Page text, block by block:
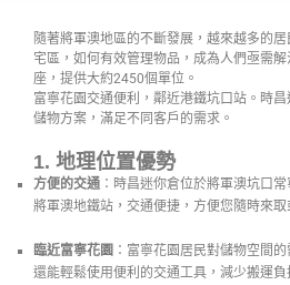
隨著將軍澳地區的不斷發展，越來越多的
宅區，如何有效管理物品，成為人們亟需
座，提供大約2450個單位。
富寧花園交通便利，鄰近港鐵坑口站。時
儲物方案，滿足不同客戶的需求。
1. 地理位置優勢
方便的交通 ：時昌迷你倉位於將軍澳坑口
將軍澳地鐵站，交通便捷，方便您隨時來取
臨近富寧花園 ：富寧花園居民對儲物空間
還能輕鬆使用便利的交通工具，減少搬運負